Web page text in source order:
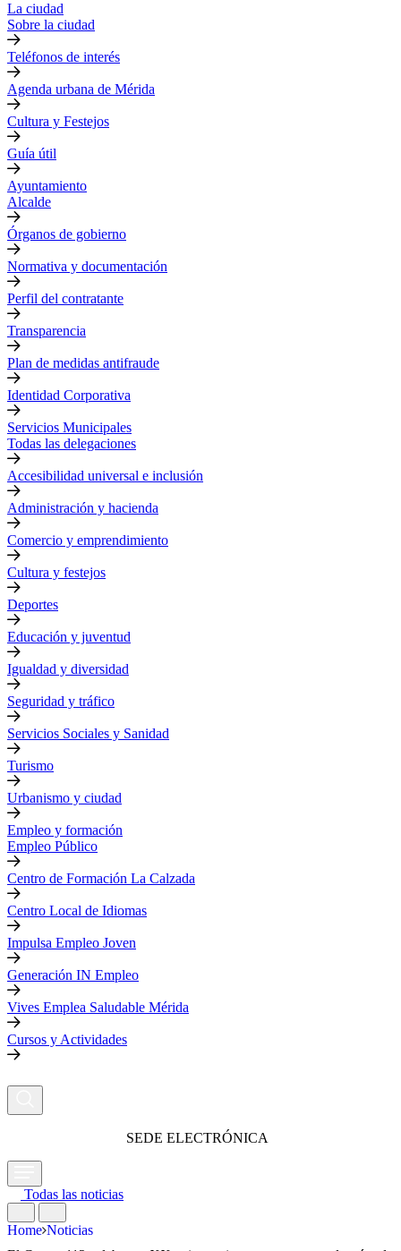
La ciudad
Sobre la ciudad
Teléfonos de interés
Agenda urbana de Mérida
Cultura y Festejos
Guía útil
Ayuntamiento
Alcalde
Órganos de gobierno
Normativa y documentación
Perfil del contratante
Transparencia
Plan de medidas antifraude
Identidad Corporativa
Servicios Municipales
Todas las delegaciones
Accesibilidad universal e inclusión
Administración y hacienda
Comercio y emprendimiento
Cultura y festejos
Deportes
Educación y juventud
Igualdad y diversidad
Seguridad y tráfico
Servicios Sociales y Sanidad
Turismo
Urbanismo y ciudad
Empleo y formación
Empleo Público
Centro de Formación La Calzada
Centro Local de Idiomas
Impulsa Empleo Joven
Generación IN Empleo
Vives Emplea Saludable Mérida
Cursos y Actividades
SEDE ELECTRÓNICA
Todas las noticias
Home Noticias